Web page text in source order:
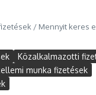
/ Mennyit keres
Közalkalmazotti
munka fizetések